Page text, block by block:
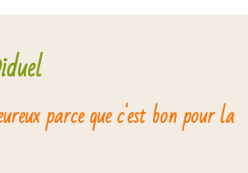
parce que c'est bon pour la